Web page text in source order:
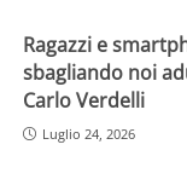
Ragazzi e
sbagliando noi
Carlo Verdelli
Luglio 24, 2026